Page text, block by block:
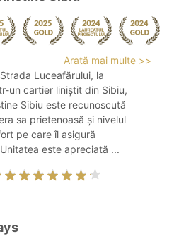
Arată mai multe >>
Luceafărului, la
un cartier liniștit din Sibiu,
Sibiu este recunoscută
sa prietenoasă și nivelul
pe care îl asigură
este apreciată ...